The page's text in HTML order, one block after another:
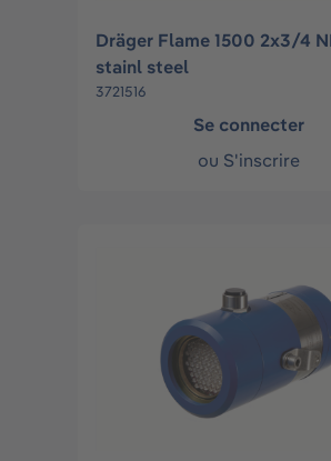
Dräger Flame 1500 2x3/4
stainl steel
3721516
Se connecter
ou S'inscrire